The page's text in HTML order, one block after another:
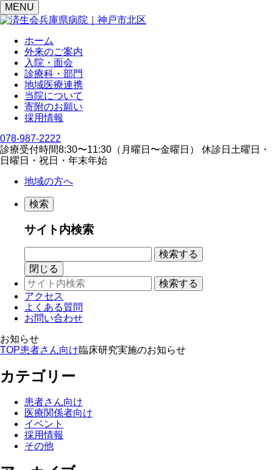
MENU
ホーム
外来のご案内
入院・面会
診療科・部門
地域医療連携
当院について
寄附のお願い
採用情報
078-987-2222
診療受付時間8:30〜11:30（⽉曜⽇〜⾦曜⽇） 休診日 ⼟曜⽇・
⽇曜⽇・祝⽇・年末年始
地域の方へ
検索
サイト内検索
閉じる
アクセス
よくある質問
お問い合わせ
お知らせ
TOP患者さん向け臨床研究実施のお知らせ
カテゴリー
患者さん向け
医療関係者向け
イベント
採用情報
その他